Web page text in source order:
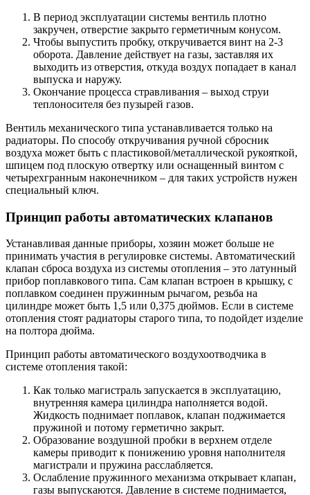
В период эксплуатации системы вентиль плотно
закручен, отверстие закрыто герметичным конусом.
Чтобы выпустить пробку, откручивается винт на 2-3
оборота. Давление действует на газы, заставляя их
выходить из отверстия, откуда воздух попадает в канал
выпуска и наружу.
Окончание процесса стравливания – выход струи
теплоносителя без пузырей газов.
Вентиль механического типа устанавливается только на
радиаторы. По способу откручивания ручной сбросник
воздуха может быть с пластиковой/металлической рукояткой,
шпицем под плоскую отвертку или оснащенный винтом с
четырехгранным наконечником – для таких устройств нужен
специальный ключ.
Принцип работы автоматических клапанов
Устанавливая данные приборы, хозяин может больше не
принимать участия в регулировке системы. Автоматический
клапан сброса воздуха из системы отопления – это латунный
прибор поплавкового типа. Сам клапан встроен в крышку, с
поплавком соединен пружинным рычагом, резьба на
цилиндре может быть 1,5 или 0,375 дюймов. Если в системе
отопления стоят радиаторы старого типа, то подойдет изделие
на полтора дюйма.
Принцип работы автоматического воздухоотводчика в
системе отопления такой:
Как только магистраль запускается в эксплуатацию,
внутренняя камера цилиндра наполняется водой.
Жидкость поднимает поплавок, клапан поджимается
пружиной и потому герметично закрыт.
Образование воздушной пробки в верхнем отделе
камеры приводит к понижению уровня наполнителя
магистрали и пружина расслабляется.
Ослабление пружинного механизма открывает клапан,
газы выпускаются. Давление в системе поднимается,